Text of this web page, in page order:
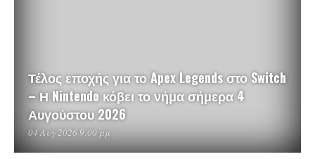
Τέλος εποχής για το Apex Legends στο Switch
– Η Nintendo κόβει το νήμα σήμερα 4
Αυγούστου 2026
04 Αυγ 2026 9:00 μμ